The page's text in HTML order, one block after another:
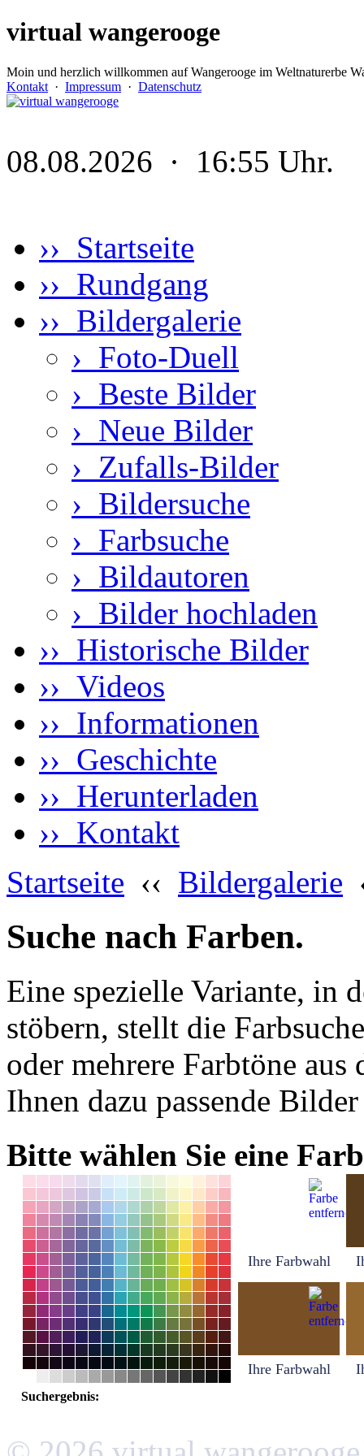
virtual wangerooge
Moin und herzlich willkommen auf Wangerooge im Weltnaturerbe
Kontakt · Impressum · Datenschutz
08.08.2026 · 16:55 Uhr.
›› Startseite
›› Rundgang
›› Bildergalerie
› Foto-Duell
› Beste Bilder
› Neue Bilder
› Zufalls-Bilder
› Bildersuche
› Farbsuche
› Bildautoren
› Bilder hochladen
›› Historische Bilder
›› Videos
›› Informationen
›› Geschichte
›› Herunterladen
›› Kontakt
Startseite ‹‹ Bildergalerie
Suche nach Farben.
Eine spezielle Variante, in
stöbern, stellt die
oder mehrere Farbtöne
Ihnen dazu passende
Bitte wählen Sie eine
Ihre Farbwahl
Ihre Farbwahl
Suchergebnis: